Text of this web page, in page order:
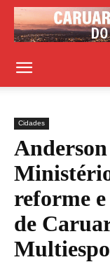
Cidades
reforme
de